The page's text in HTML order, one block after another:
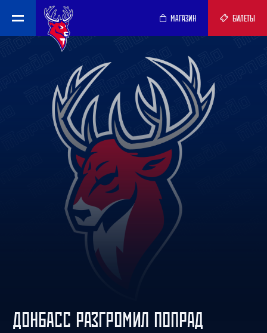
МАГАЗИН БИЛЕТЫ
ДОНБАСС РАЗГРОМИЛ ПОПРАД